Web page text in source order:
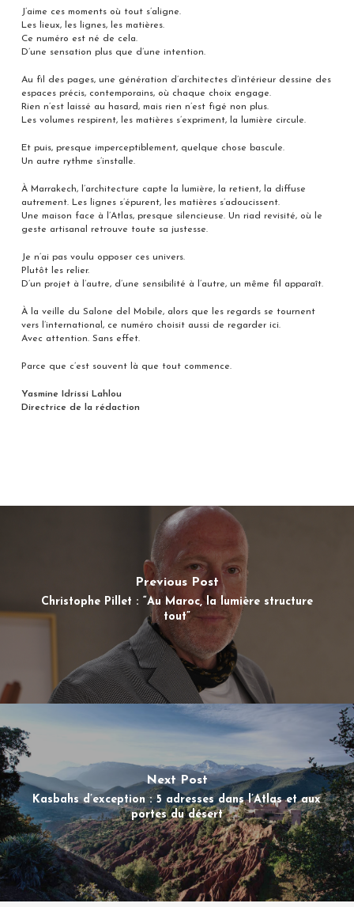
J’aime ces moments où tout s’aligne.
Les lieux, les lignes, les matières.
Ce numéro est né de cela.
D’une sensation plus que d’une intention.
Au fil des pages, une génération d’architectes d’intérieur dessine des
espaces précis, contemporains, où chaque choix engage.
Rien n’est laissé au hasard, mais rien n’est figé non plus.
Les volumes respirent, les matières s’expriment, la lumière circule.
Et puis, presque imperceptiblement, quelque chose bascule.
Un autre rythme s’installe.
À Marrakech, l’architecture capte la lumière, la retient, la diffuse
autrement. Les lignes s’épurent, les matières s’adoucissent.
Une maison face à l’Atlas, presque silencieuse. Un riad revisité, où le
geste artisanal retrouve toute sa justesse.
Je n’ai pas voulu opposer ces univers.
Plutôt les relier.
D’un projet à l’autre, d’une sensibilité à l’autre, un même fil apparaît.
À la veille du Salone del Mobile, alors que les regards se tournent
vers l’international, ce numéro choisit aussi de regarder ici.
Avec attention. Sans effet.
Parce que c’est souvent là que tout commence.
Yasmine Idrissi Lahlou
Directrice de la rédaction
Previous Post
Christophe Pillet : “Au Maroc, la lumière structure
tout”
Next Post
Kasbahs d’exception : 5 adresses dans l’Atlas et aux
portes du désert